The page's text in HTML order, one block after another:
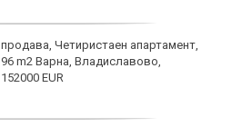
продава, Четиристаен апартамент,
96 m2 Варна, Владиславово,
152000 EUR